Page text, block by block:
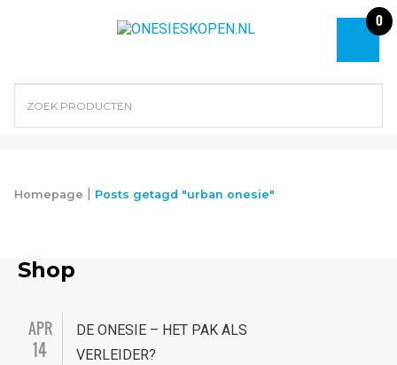
0
Homepage | Posts getagd "urban onesie"
Shop
APR
14
DE ONESIE – HET PAK ALS
VERLEIDER?